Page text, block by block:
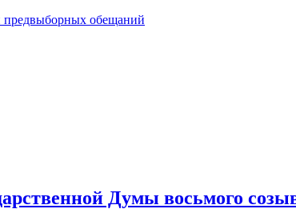
предвыборных обещаний
Думы восьмого